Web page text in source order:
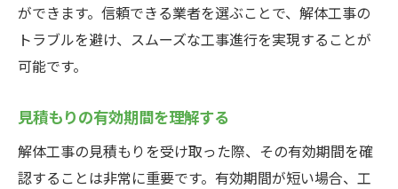
ができます。信頼できる業者を選ぶことで、解体工事の
トラブルを避け、スムーズな工事進行を実現することが
可能です。
見積もりの有効期間を理解する
解体工事の見積もりを受け取った際、その有効期間を確
認することは非常に重要です。有効期間が短い場合、工